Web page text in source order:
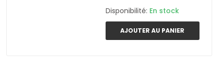
Disponibilité: En stock
AJOUTER AU PANIER